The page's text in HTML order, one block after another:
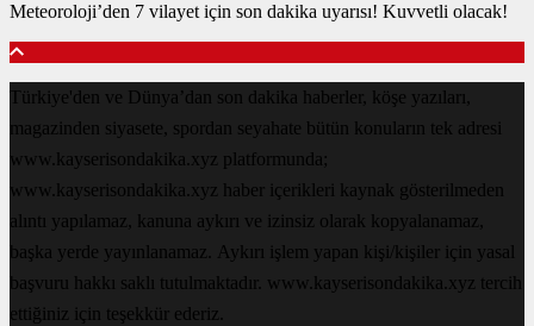
Meteoroloji’den 7 vilayet için son dakika uyarısı! Kuvvetli olacak!
Türkiye'den ve Dünya’dan son dakika haberler, köşe yazıları,
magazinden siyasete, spordan seyahate bütün konuların tek adresi
www.kayserisondakika.xyz platformunda;
www.kayserisondakika.xyz haber içerikleri kaynak gösterilmeden
alıntı yapılamaz, kanuna aykırı ve izinsiz olarak kopyalanamaz,
başka yerde yayınlanamaz. Aykırı işlem yapan kişi/kişiler için yasal
başvuru hakkı saklı tutulmaktadır. www.kayserisondakika.xyz tercih
ettiğiniz için teşekkür ederiz.